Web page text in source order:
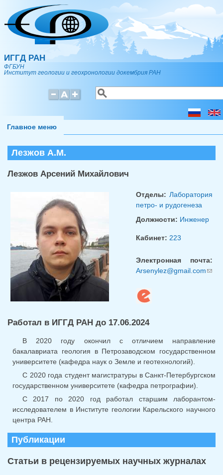
Перейти к основному содержанию
ИГГД РАН
ФГБУН
Институт геологии и геохронологии докембрия РАН
Форма поиска
Поиск
Главное меню
Лезжов А.М.
Лезжов Арсений Михайлович
Отделы: Лаборатория
петро- и рудогенеза
Должности: Инженер
Кабинет: 223
Электронная почта:
Arsenylez@gmail.com
Работал в ИГГД РАН до 17.06.2024
В 2020 году окончил с отличием направление
бакалавриата геология в Петрозаводском государственном
университете (кафедра наук о Земле и геотехнологий).
С 2020 года студент магистратуры в Санкт-Петербургском
государственном университете (кафедра петрографии).
С 2017 по 2020 год работал старшим лаборантом-
исследователем в Институте геологии Карельского научного
центра РАН.
Публикации
Статьи в рецензируемых научных журналах